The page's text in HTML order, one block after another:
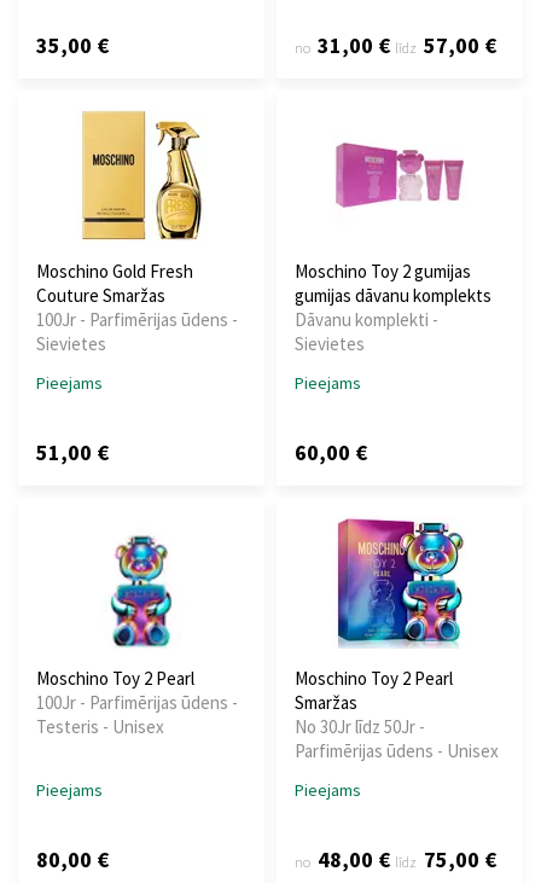
35,00 € no 31,00 € līdz 57,00 €
Moschino Gold Fresh
Couture Smaržas
100Jr - Parfimērijas ūdens -
Sievietes
Pieejams
51,00 €
Moschino Toy 2 gumijas
gumijas dāvanu komplekts
Dāvanu komplekti -
Sievietes
Pieejams
60,00 €
Moschino Toy 2 Pearl
100Jr - Parfimērijas ūdens -
Testeris - Unisex
Pieejams
80,00 €
Moschino Toy 2 Pearl
Smaržas
No 30Jr līdz 50Jr -
Parfimērijas ūdens - Unisex
Pieejams
no 48,00 € līdz 75,00 €